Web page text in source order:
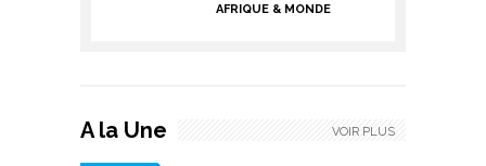
AFRIQUE & MONDE
A la Une VOIR PLUS